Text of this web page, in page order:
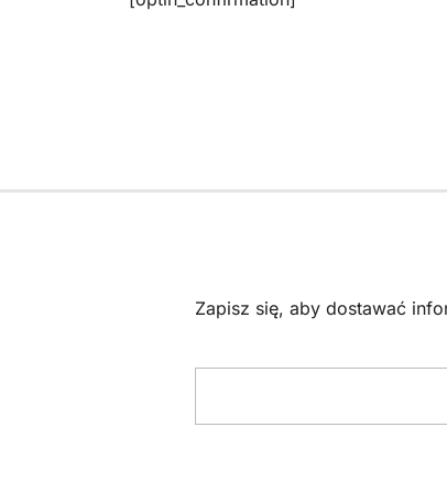
Zapisz się, aby dostawać